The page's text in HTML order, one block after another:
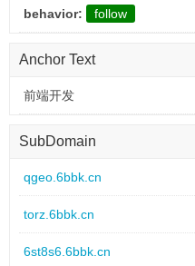
behavior:
follow
Anchor Text
前端开发
SubDomain
qgeo.6bbk.cn
torz.6bbk.cn
6st8s6.6bbk.cn